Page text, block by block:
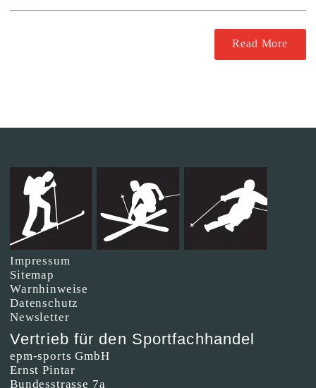
Read More
Impressum
Sitemap
Warnhinweise
Datenschutz
Newsletter
Vertrieb für den Sportfachhandel
epm-sports GmbH
Ernst Pintar
Bundesstrasse 7a